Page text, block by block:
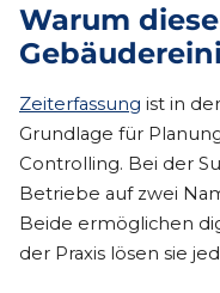
Warum
Zeiterfassung ist in
Grundlage für
Controlling. Bei der
Betriebe auf zwei
Beide ermöglichen
der Praxis lösen sie